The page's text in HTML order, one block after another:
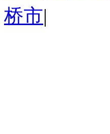
桥市|